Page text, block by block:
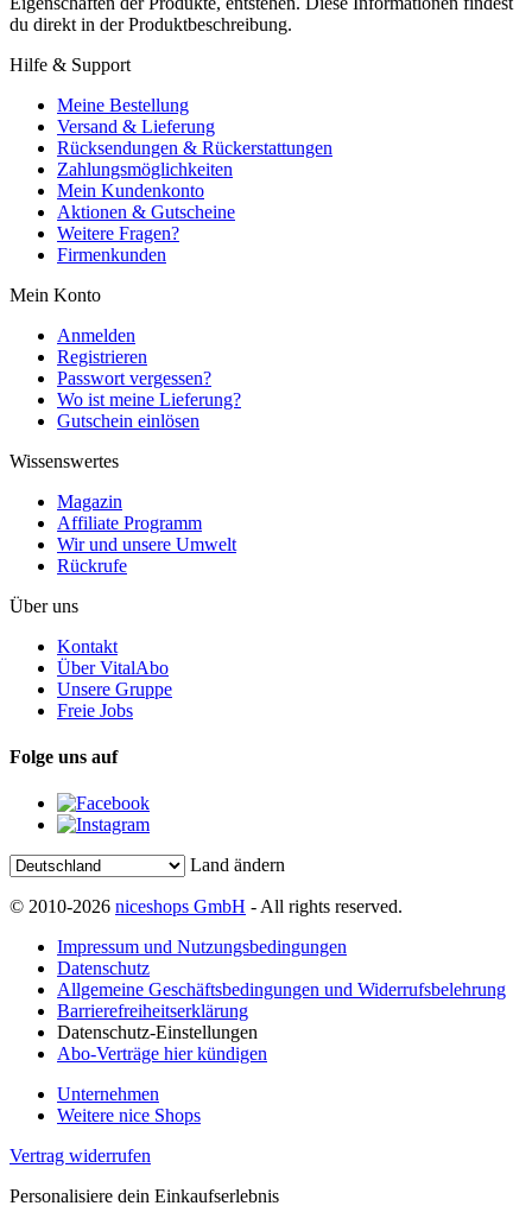
du direkt in der Produktbeschreibung.
Hilfe & Support
Meine Bestellung
Versand & Lieferung
Rücksendungen & Rückerstattungen
Zahlungsmöglichkeiten
Mein Kundenkonto
Aktionen & Gutscheine
Weitere Fragen?
Firmenkunden
Mein Konto
Anmelden
Registrieren
Passwort vergessen?
Wo ist meine Lieferung?
Gutschein einlösen
Wissenswertes
Magazin
Affiliate Programm
Wir und unsere Umwelt
Rückrufe
Über uns
Kontakt
Über VitalAbo
Unsere Gruppe
Freie Jobs
Folge uns auf
Land ändern
© 2010-2026 niceshops GmbH - All rights reserved.
Impressum und Nutzungsbedingungen
Datenschutz
Allgemeine Geschäftsbedingungen und Widerrufsbelehrung
Barrierefreiheitserklärung
Datenschutz-Einstellungen
Abo-Verträge hier kündigen
Unternehmen
Weitere nice Shops
Vertrag widerrufen
Personalisiere dein Einkaufserlebnis